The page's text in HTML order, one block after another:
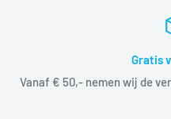
Gratis
Vanaf € 50,- nemen wij de